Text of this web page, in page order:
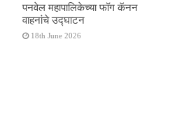
पनवेल महापालिकेच्या फॉग कॅनन
वाहनांचे उद्घाटन
18th June 2026